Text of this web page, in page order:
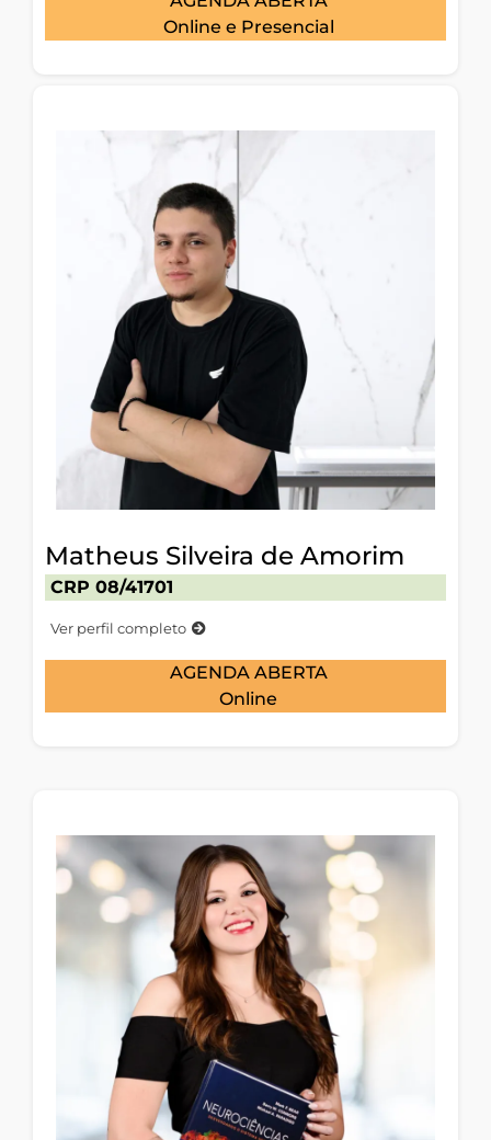
Online e Presencial
Matheus Silveira de Amorim
CRP 08/41701
Ver perfil completo
AGENDA ABERTA
Online